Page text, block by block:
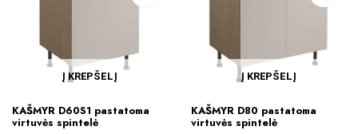
Į KREPŠELĮ
KAŠMYR D60S1 pastatoma
virtuvės spintelė
Į KREPŠELĮ
KAŠMYR D80 pastatoma
virtuvės spintelė